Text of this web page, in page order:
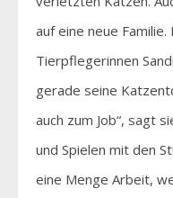
auf eine neue
Tierpflegerinnen
gerade seine
auch zum Job“, sagt
und Spielen mit den
eine Menge Arbeit,